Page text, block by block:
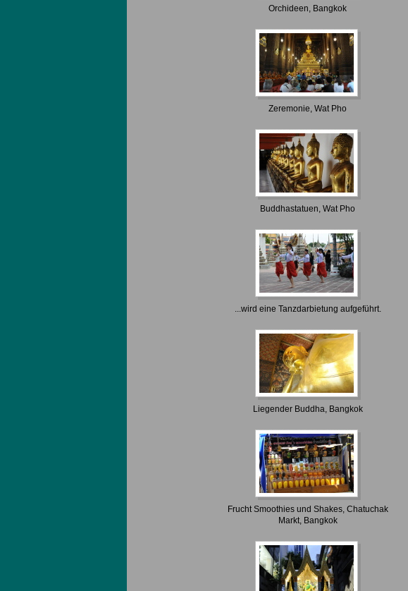
Orchideen, Bangkok
Zeremonie, Wat Pho
Buddhastatuen, Wat Pho
...wird eine Tanzdarbietung aufgeführt.
Liegender Buddha, Bangkok
Frucht Smoothies und Shakes, Chatuchak
Markt, Bangkok